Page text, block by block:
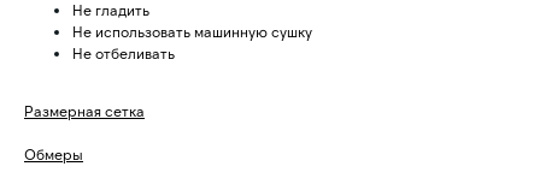
Не гладить
Не использовать машинную сушку
Не отбеливать
Размерная сетка
Обмеры
info@miogili.ru